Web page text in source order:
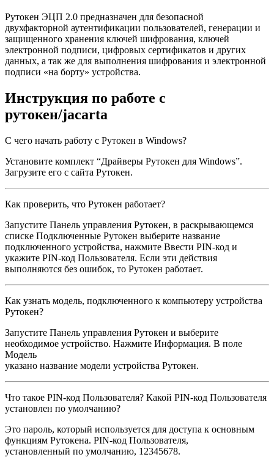
Рутокен ЭЦП 2.0 предназначен для безопасной
двухфакторной аутентификации пользователей, генерации и
защищенного хранения ключей шифрования, ключей
электронной подписи, цифровых сертификатов и других
данных, а так же для выполнения шифрования и электронной
подписи «на борту» устройства.
Инструкция по работе с
рутокен/jacarta
С чего начать работу с Рутокен в Windows?
Установите комплект “Драйверы Рутокен для Windows”.
Загрузите его с сайта Рутокен.
Как проверить, что Рутокен работает?
Запустите Панель управления Рутокен, в раскрывающемся
списке Подключенные Рутокен выберите название
подключенного устройства, нажмите Ввести PIN-код и
укажите PIN-код Пользователя. Если эти действия
выполняются без ошибок, то Рутокен работает.
Как узнать модель, подключенного к компьютеру устройства
Рутокен?
Запустите Панель управления Рутокен и выберите
необходимое устройство. Нажмите Информация. В поле
Модель
указано название модели устройства Рутокен.
Что такое PIN-код Пользователя? Какой PIN-код Пользователя
установлен по умолчанию?
Это пароль, который используется для доступа к основным
функциям Рутокена. PIN-код Пользователя,
установленный по умолчанию, 12345678.